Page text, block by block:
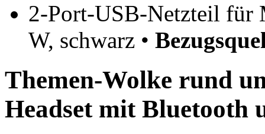
2-Port-USB-Netzteil für
W, schwarz •
Themen-Wolke rund
Headset mit Bluetooth